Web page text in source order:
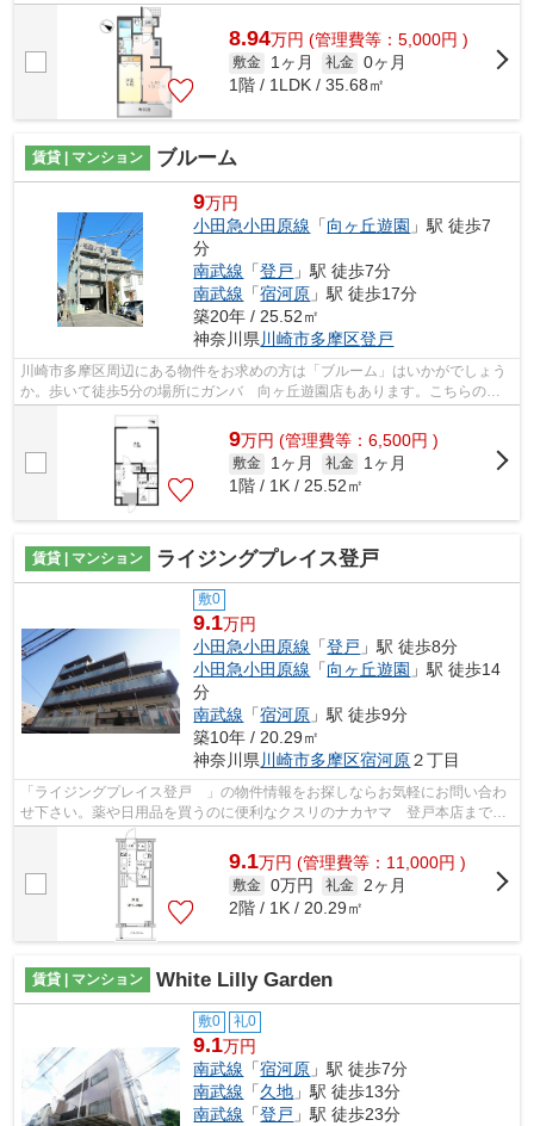
可能なアパートです◎当社では川崎市宮前区...
8.94万円 (管理費等：5,000円 )
敷金 1ヶ月 礼金 0ヶ月
1階 / 1LDK / 35.68㎡
賃貸 | マンション ブルーム
9万円
小田急小田原線 「向ヶ丘遊園 」駅 徒歩7
分
南武線 「登戸 」駅 徒歩7分
南武線 「宿河原 」駅 徒歩17分
築20年 / 25.52㎡
神奈川県 川崎市多摩区登戸
川崎市多摩区周辺にある物件をお求めの方は「ブルーム」はいかがでしょう
か。歩いて徒歩5分の場所にガンバ 向ヶ丘遊園店もあります。こちらの物
件では初期費用をカードでお支払いいた...
9万円 (管理費等：6,500円 )
敷金 1ヶ月 礼金
1ヶ月
1階 / 1K / 25.52㎡
賃貸 | マンション ライジングプレイス登戸
敷0
9.1万円
小田急小田原線 「登戸 」駅 徒歩8分
小田急小田原線 「向ヶ丘遊園 」駅 徒歩14
分
南武線 「宿河原 」駅 徒歩9分
築10年 / 20.29㎡
神奈川県川崎市多摩区宿河原２丁目
「ライジングプレイス登戸 」の物件情報をお探しならお気軽にお問い合わ
せ下さい。薬や日用品を買うのに便利なクスリのナカヤマ 登戸本店まで、
406mです。共用部には敷地内ごみ置き...
9.1万円 (管理費等：11,000円 )
敷金 0万円 礼金
2ヶ月
2階 / 1K / 20.29㎡
賃貸 | マンション White Lilly Garden
敷0 礼0
9.1万円
南武線 「宿河原 」駅 徒歩7分
南武線 「久地 」駅 徒歩13分
南武線 「登戸 」駅 徒歩23分